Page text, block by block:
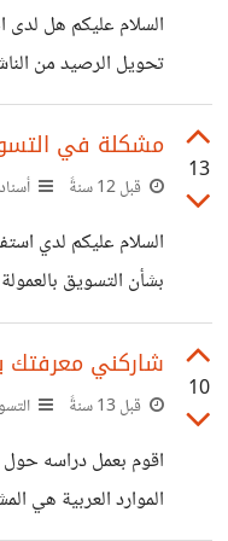
فوتوشوب دورة لايت
التصوير الاحترافي
السلام عليكم هل
تحويل الرصيد من
من ناشر ما كيف
13
مشكلة في
قبل 12 سنةً أسناد
السلام عليكم لدي
بشأن التسويق
رفض التعامل معي ؟
منتجاتي في اسناد
10
شاركني معرفتك
قبل 13 سنةً
اقوم بعمل دراسه حول
الموارد العربية هي